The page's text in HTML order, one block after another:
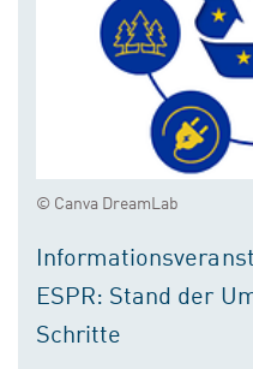
© Canva DreamLab
ESPR: Stand der
Schritte